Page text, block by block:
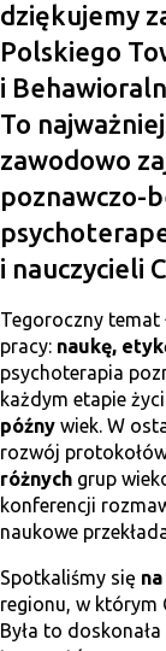
dziękujemy
Polskiego
i
To
zawodowo
poznawczo-
i nauczycieli
Tegoroczny temat
pracy: naukę,
psychoterapia
każdym etapie
późny wiek. W
rozwój
różnych grup
konferencji
naukowe
Spotkaliśmy się
regionu, w którym
Była to